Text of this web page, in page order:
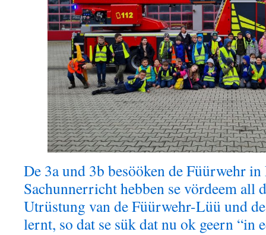
De 3a und 3b besööken de Füürwehr
Sachunnerricht hebben se vördeem all
Utrüstung van de Füürwehr-Lüü und
lernt, so dat se sük dat nu ok geern “in